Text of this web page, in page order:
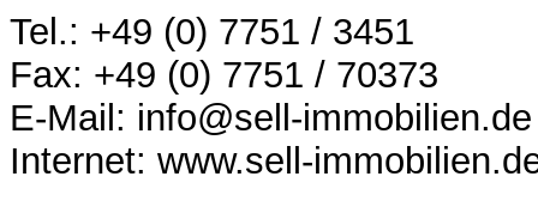
Tel.: +49 (0) 7751 / 3451
Fax: +49 (0) 7751 / 70373
E-Mail: info@sell-immobilien.de
Internet: www.sell-